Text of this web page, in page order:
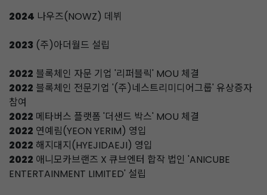
2024 나우즈(NOWZ) 데뷔
2023 (주)아더월드 설립
2022 블록체인 자문 기업 '리퍼블릭' MOU 체결
2022 블록체인 전문기업 '(주)네스트리미디어그룹' 유상증자
참여
2022 메타버스 플랫폼 '더샌드 박스' MOU 체결
2022 연예림(YEON YERIM) 영입
2022 해지대지(HYEJIDAEJI) 영입
2022 애니모카브랜즈 X 큐브엔터 합작 법인 'ANICUBE
ENTERTAINMENT LIMITED' 설립